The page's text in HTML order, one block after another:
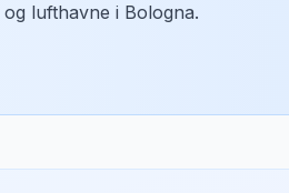
lufthavne i Bologna.